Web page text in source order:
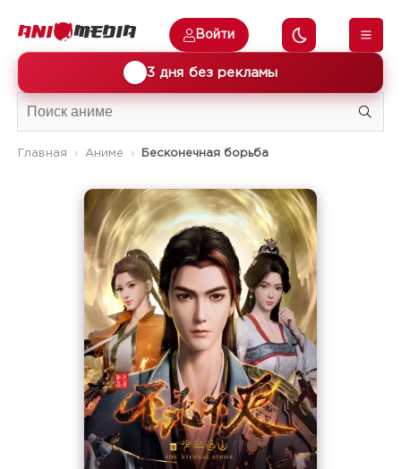
3 дня без рекламы
Войти
Главная Аниме Бесконечная борьба